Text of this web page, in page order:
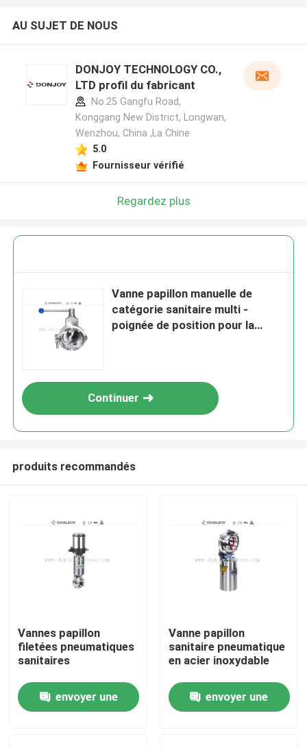
À la maison
AU SUJET DE NOUS
DONJOY TECHNOLOGY CO.,
LTD profil du fabricant
No.25 Gangfu Road,
Konggang New District, Longwan,
Wenzhou, China ,La Chine
5.0
Fournisseur vérifié
Regardez plus
Vanne papillon manuelle de
catégorie sanitaire multi -
poignée de position pour la
Continuer
produits recommandés
Vannes papillon
filetées pneumatiques
sanitaires
envoyer une
Vanne papillon
sanitaire pneumatique
en acier inoxydable
envoyer une